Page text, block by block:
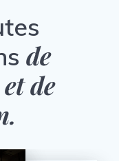
de
de